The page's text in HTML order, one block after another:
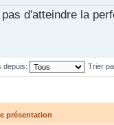
d'atteindre la
depuis: Trier
présentation